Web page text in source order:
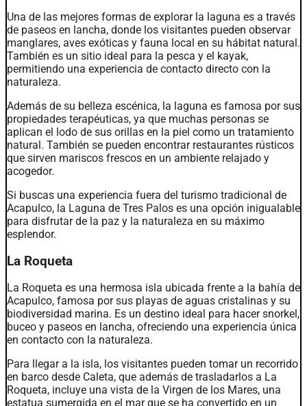
Una de las mejores formas de explorar la laguna es a través
de paseos en lancha, donde los visitantes pueden observar
manglares, aves exóticas y fauna local en su hábitat natural.
También es un sitio ideal para la pesca y el kayak,
permitiendo una experiencia de contacto directo con la
naturaleza.
Además de su belleza escénica, la laguna es famosa por sus
propiedades terapéuticas, ya que muchas personas se
aplican el lodo de sus orillas en la piel como un tratamiento
natural. También se pueden encontrar restaurantes rústicos
que sirven mariscos frescos en un ambiente relajado y
acogedor.
Si buscas una experiencia fuera del turismo tradicional de
Acapulco, la Laguna de Tres Palos es una opción inigualable
para disfrutar de la paz y la naturaleza en su máximo
esplendor.
La Roqueta
La Roqueta es una hermosa isla ubicada frente a la bahía de
Acapulco, famosa por sus playas de aguas cristalinas y su
biodiversidad marina. Es un destino ideal para hacer snorkel,
buceo y paseos en lancha, ofreciendo una experiencia única
en contacto con la naturaleza.
Para llegar a la isla, los visitantes pueden tomar un recorrido
en barco desde Caleta, que además de trasladarlos a La
Roqueta, incluye una vista de la Virgen de los Mares, una
estatua sumergida en el mar que se ha convertido en un